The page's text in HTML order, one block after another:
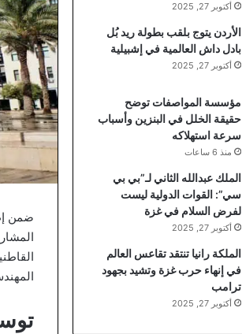
ضمن
أكتوبر 27, 2025
الأردن يتوج بلقب بطولة ريد بُل
بادل داش العالمية في إشبيلية
أكتوبر 27, 2025
مؤسسة المواصفات توضح
حقيقة الخلل في البنزين وأسباب
سرعة استهلاكه
منذ 6 ساعات
الملك عبدالله الثاني لـ”بي بي
سي”: القوات الدولية ليست
لفرض السلام في غزة
أكتوبر 27, 2025
الملكة رانيا تنتقد تقاعس العالم
في إنهاء حرب غزة وتشيد بجهود
ترامب
أكتوبر 27, 2025